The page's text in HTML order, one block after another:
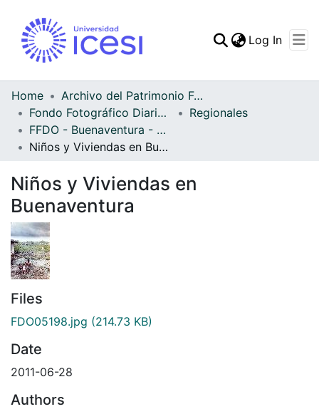
Statistics
Log In
Home
Archivo del Patrimonio Fotográfico y Fílmico del Valle del Cauca
Fondo Fotográfico Diario Occidente
Regionales
FFDO - Buenaventura - Patrimonial
Niños y Viviendas en Buenaventura
Niños y Viviendas en
Buenaventura
Files
FDO05198.jpg (214.73 KB)
Date
2011-06-28
Authors